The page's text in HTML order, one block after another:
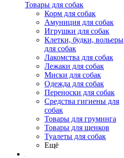
Товары для собак
Корм для собак
Амуниция для собак
Игрушки для собак
Клетки, будки, вольеры
для собак
Лакомства для собак
Лежаки для собак
Миски для собак
Одежда для собак
Переноски для собак
Средства гигиены для
собак
Товары для груминга
Товары для щенков
Туалеты для собак
Ещё